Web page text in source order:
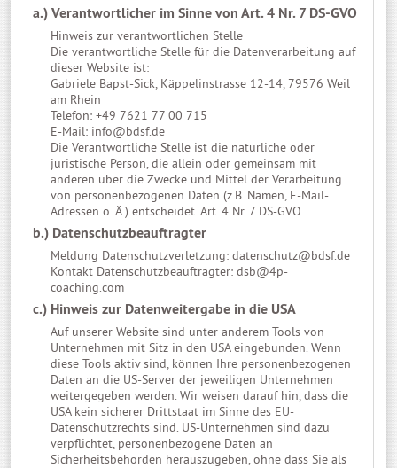
a.) Verantwortlicher im Sinne von Art. 4 Nr. 7 DS-GVO
Hinweis zur verantwortlichen Stelle
Die verantwortliche Stelle für die Datenverarbeitung auf
dieser Website ist:
Gabriele Bapst-Sick, Käppelinstrasse 12-14, 79576 Weil
am Rhein
Telefon: +49 7621 77 00 715
E-Mail: info@bdsf.de
Die Verantwortliche Stelle ist die natürliche oder
juristische Person, die allein oder gemeinsam mit
anderen über die Zwecke und Mittel der Verarbeitung
von personenbezogenen Daten (z.B. Namen, E-Mail-
Adressen o. Ä.) entscheidet. Art. 4 Nr. 7 DS-GVO
b.) Datenschutzbeauftragter
Meldung Datenschutzverletzung: datenschutz@bdsf.de
Kontakt Datenschutzbeauftragter: dsb@4p-
coaching.com
c.) Hinweis zur Datenweitergabe in die USA
Auf unserer Website sind unter anderem Tools von
Unternehmen mit Sitz in den USA eingebunden. Wenn
diese Tools aktiv sind, können Ihre personenbezogenen
Daten an die US-Server der jeweiligen Unternehmen
weitergegeben werden. Wir weisen darauf hin, dass die
USA kein sicherer Drittstaat im Sinne des EU-
Datenschutzrechts sind. US-Unternehmen sind dazu
verpflichtet, personenbezogene Daten an
Sicherheitsbehörden herauszugeben, ohne dass Sie als